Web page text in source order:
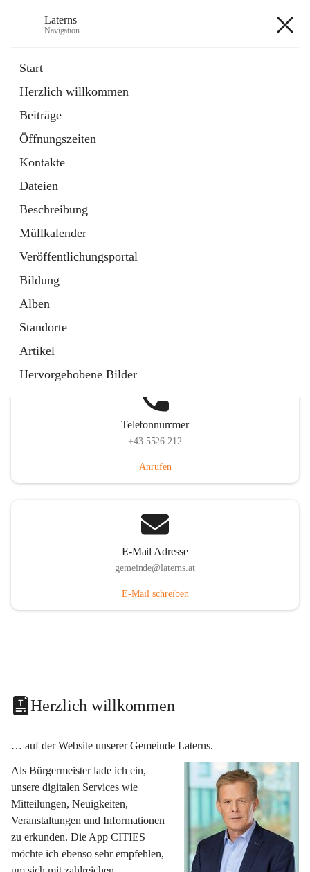
Laterns
Navigation
Start
Herzlich willkommen
Beiträge
Öffnungszeiten
Kontakte
Dateien
Beschreibung
Müllkalender
Veröffentlichungsportal
Bildung
Alben
Standorte
Artikel
Hervorgehobene Bilder
11 Schnellzugriffe
Soziales
1 Schnellzugriff
Telefonnummer
+43 5526 212
Anrufen
E-Mail Adresse
gemeinde@laterns.at
E-Mail schreiben
Herzlich willkommen
… auf der Website unserer Gemeinde Laterns.
Als Bürgermeister lade ich ein,
unsere digitalen Services wie
Mitteilungen, Neuigkeiten,
Veranstaltungen und Informationen
zu erkunden. Die App CITIES
möchte ich ebenso sehr empfehlen,